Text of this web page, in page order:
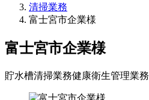
清掃業務
富士宮市企業様
富士宮市企業様
貯水槽清掃業務健康衛生管理業務